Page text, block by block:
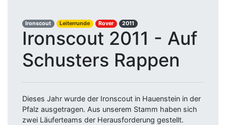
Ironscout Leiterrunde Rover 2011
Ironscout 2011 - Auf
Schusters Rappen
Dieses Jahr wurde der Ironscout in Hauenstein in der
Pfalz ausgetragen. Aus unserem Stamm haben sich
zwei Läuferteams der Herausforderung gestellt.